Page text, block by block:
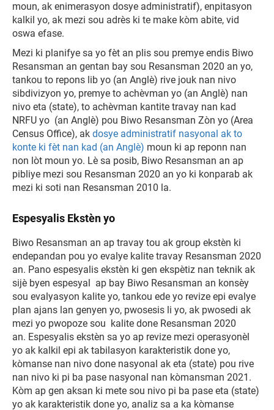
moun, ak enimerasyon dosye administratif), enpitasyon
kalkil yo, ak mezi sou adrès ki te make kòm abite, vid
oswa efase.
Mezi ki planifye sa yo fèt an plis sou premye endis Biwo
Resansman an gentan bay sou Resansman 2020 an yo,
tankou to repons lib yo (an Anglè) rive jouk nan nivo
sibdivizyon yo, premye to achèvman yo (an Anglè) nan
nivo eta (state), to achèvman kantite travay nan kad
NRFU yo (an Anglè) pou Biwo Resansman Zòn yo (Area
Census Office), ak dosye administratif nasyonal ak to
konte ki fèt nan kad (an Anglè) moun ki ap reponn nan
non lòt moun yo. Lè sa posib, Biwo Resansman an ap
pibliye mezi sou Resansman 2020 an yo ki konparab ak
mezi ki soti nan Resansman 2010 la.
Espesyalis Ekstèn yo
Biwo Resansman an ap travay tou ak group ekstèn ki
endepandan pou yo evalye kalite travay Resansman 2020
an. Pano espesyalis ekstèn ki gen ekspètiz nan teknik ak
sijè byen espesyal ap bay Biwo Resansman an konsèy
sou evalyasyon kalite yo, tankou ede yo revize epi evalye
plan ajans lan genyen yo, pwosesis li yo, ak pwosedi ak
mezi yo pwopoze sou kalite done Resansman 2020
an. Espesyalis ekstèn sa yo ap revize mezi operasyonèl
yo ak kalkil epi ak tabilasyon karakteristik done yo,
kòmanse nan nivo done nasyonal ak eta (state) pou rive
nan nivo ki pi ba pase nasyonal nan kòmansman 2021.
Kòm ap gen aksan ki mete sou nivo pi ba pase eta (state)
yo ak karakteristik done yo, analiz sa a ka kòmanse